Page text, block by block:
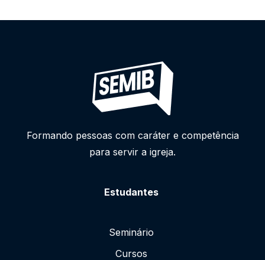
Formando pessoas com caráter e competência
para servir a igreja.
Estudantes
Seminário
Cursos